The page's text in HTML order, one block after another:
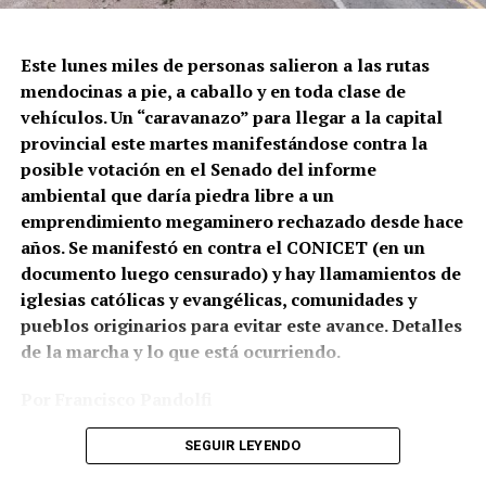
Correpi (la Coordinadora contra la represión policial e
institucional), afirmó: “Juan Gabriel recibió un impacto
directo al cuerpo. No sabemos todavía qué tipo de
cartuchería utilizaron, pero a corta distancia y directo a
zonas vitales como tórax y abdomen, un disparo de
escopeta es letal, tanto con cartuchos antitumulto (con
postas de goma) o todo propósito (con postas de
plomo). Hasta un cartucho de estruendo (sin munición)
puede herir o matar a corta distancia. Por eso los
protocolos de uso de armas largas prohíben
terminantemente disparar directamente al cuerpo con
Este lunes miles de personas salieron a las rutas
mendocinas a pie, a caballo y en toda clase de
vehículos. Un “caravanazo” para llegar a la capital
provincial este martes manifestándose contra la
posible votación en el Senado del informe
ambiental que daría piedra libre a un
emprendimiento megaminero rechazado desde hace
años. Se manifestó en contra el CONICET (en un
documento luego censurado) y hay llamamientos de
iglesias católicas y evangélicas, comunidades y
pueblos originarios para evitar este avance. Detalles
de la marcha y lo que está ocurriendo.
Fotos: Archivo por el Agua de Mendoza
SEGUIR LEYENDO